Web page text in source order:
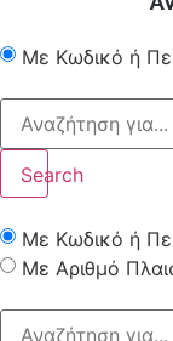
Με Κωδικό ή
Search
Με Κωδικό ή
Με Αριθμό